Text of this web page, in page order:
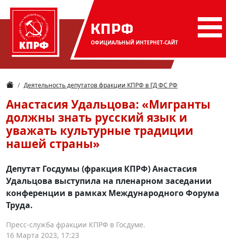
КПРФ
ОФИЦИАЛЬНЫЙ ИНТЕРНЕТ-САЙТ
Деятельность депутатов фракции КПРФ в ГД ФС РФ
Анастасия Удальцова: «Мигранты
должны знать русский язык и
уважать культурные традиции
нашей страны»
Депутат Госдумы (фракция КПРФ) Анастасия
Удальцова выступила на пленарном заседании
конференции в рамках Международного Форума
Труда.
Пресс-служба фракции КПРФ в Госдуме.
16 Марта 2023, 17:23